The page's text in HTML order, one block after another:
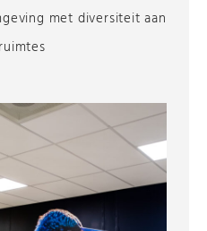
met diversiteit aan